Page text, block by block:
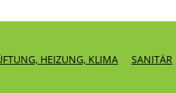
HEIZUNG, KLIMA SANITÄR